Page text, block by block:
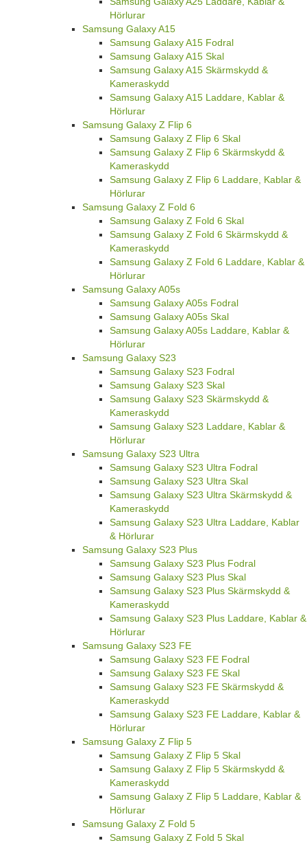
Hörlurar
Samsung Galaxy A15
Samsung Galaxy A15 Fodral
Samsung Galaxy A15 Skal
Samsung Galaxy A15 Skärmskydd &
Kameraskydd
Samsung Galaxy A15 Laddare, Kablar &
Hörlurar
Samsung Galaxy Z Flip 6
Samsung Galaxy Z Flip 6 Skal
Samsung Galaxy Z Flip 6 Skärmskydd &
Kameraskydd
Samsung Galaxy Z Flip 6 Laddare, Kablar &
Hörlurar
Samsung Galaxy Z Fold 6
Samsung Galaxy Z Fold 6 Skal
Samsung Galaxy Z Fold 6 Skärmskydd &
Kameraskydd
Samsung Galaxy Z Fold 6 Laddare, Kablar &
Hörlurar
Samsung Galaxy A05s
Samsung Galaxy A05s Fodral
Samsung Galaxy A05s Skal
Samsung Galaxy A05s Laddare, Kablar &
Hörlurar
Samsung Galaxy S23
Samsung Galaxy S23 Fodral
Samsung Galaxy S23 Skal
Samsung Galaxy S23 Skärmskydd &
Kameraskydd
Samsung Galaxy S23 Laddare, Kablar &
Hörlurar
Samsung Galaxy S23 Ultra
Samsung Galaxy S23 Ultra Fodral
Samsung Galaxy S23 Ultra Skal
Samsung Galaxy S23 Ultra Skärmskydd &
Kameraskydd
Samsung Galaxy S23 Ultra Laddare, Kablar
& Hörlurar
Samsung Galaxy S23 Plus
Samsung Galaxy S23 Plus Fodral
Samsung Galaxy S23 Plus Skal
Samsung Galaxy S23 Plus Skärmskydd &
Kameraskydd
Samsung Galaxy S23 Plus Laddare, Kablar &
Hörlurar
Samsung Galaxy S23 FE
Samsung Galaxy S23 FE Fodral
Samsung Galaxy S23 FE Skal
Samsung Galaxy S23 FE Skärmskydd &
Kameraskydd
Samsung Galaxy S23 FE Laddare, Kablar &
Hörlurar
Samsung Galaxy Z Flip 5
Samsung Galaxy Z Flip 5 Skal
Samsung Galaxy Z Flip 5 Skärmskydd &
Kameraskydd
Samsung Galaxy Z Flip 5 Laddare, Kablar &
Hörlurar
Samsung Galaxy Z Fold 5
Samsung Galaxy Z Fold 5 Skal